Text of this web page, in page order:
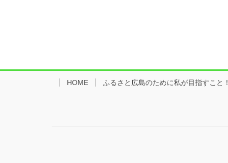
HOME ふるさと広島のために私が目指すこと！